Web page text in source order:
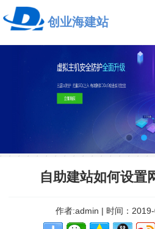
创业海建站
自助建站如何设置
作者:admin | 时间：